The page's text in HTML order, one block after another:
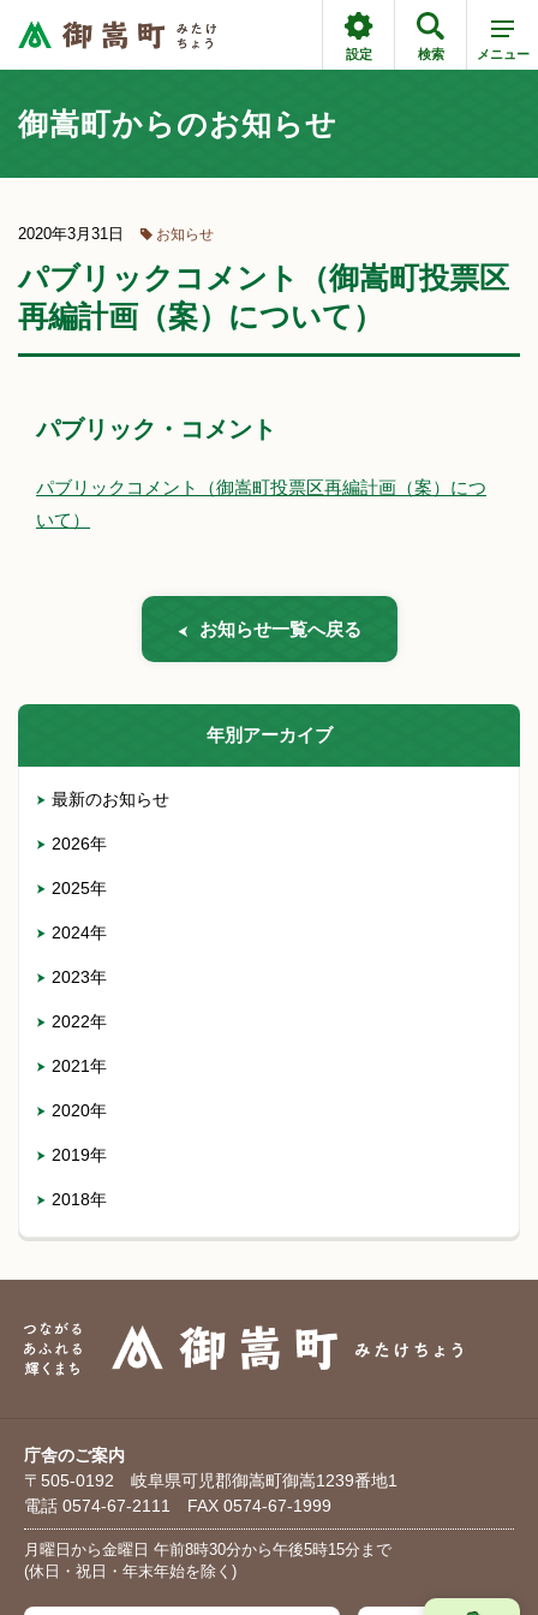
設定 検索 メニュー
御嵩町からのお知らせ
2020年3月31日 お知らせ
パブリックコメント（御嵩町投票区
再編計画（案）について）
パブリック・コメント
パブリックコメント（御嵩町投票区再編計画（案）につ
いて）
お知らせ一覧へ戻る
年別アーカイブ
最新のお知らせ
2026年
2025年
2024年
2023年
2022年
2021年
2020年
2019年
2018年
庁舎のご案内
〒505-0192 岐阜県可児郡御嵩町御嵩1239番地1
電話 0574-67-2111 FAX 0574-67-1999
月曜日から金曜日 午前8時30分から午後5時15分まで
(休日・祝日・年末年始を除く)